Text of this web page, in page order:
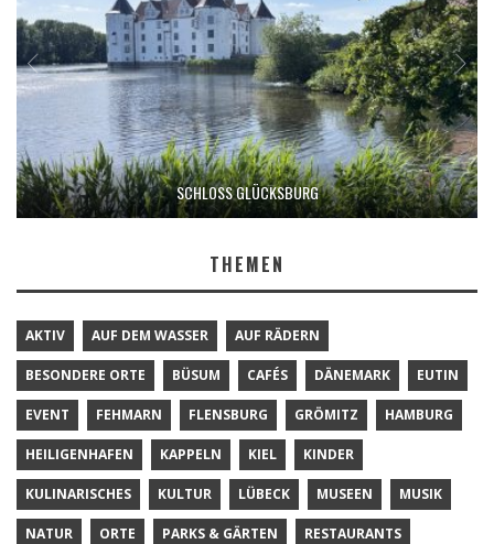
SCHLOSS GLÜCKSBURG
THEMEN
AKTIV AUF DEM WASSER AUF RÄDERN
BESONDERE ORTE BÜSUM CAFÉS DÄNEMARK EUTIN
EVENT FEHMARN FLENSBURG GRÖMITZ HAMBURG
HEILIGENHAFEN KAPPELN KIEL KINDER
KULINARISCHES KULTUR LÜBECK MUSEEN MUSIK
NATUR ORTE PARKS & GÄRTEN RESTAURANTS